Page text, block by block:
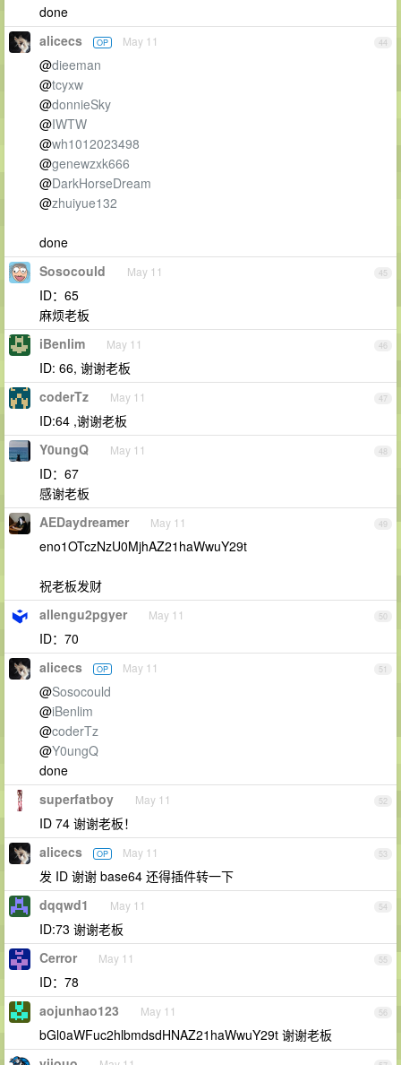
done
44
alicecs OP May 11
@dieeman
@tcyxw
@donnieSky
@IWTW
@wh1012023498
@genewzxk666
@DarkHorseDream
@zhuiyue132
done
45
Sosocould May 11
ID：65
麻烦老板
46
iBenlim May 11
ID: 66, 谢谢老板
47
coderTz May 11
ID:64 ,谢谢老板
48
Y0ungQ May 11
ID：67
感谢老板
49
AEDaydreamer May 11
eno1OTczNzU0MjhAZ21haWwuY29t
祝老板发财
50
allengu2pgyer May 11
ID：70
51
alicecs OP May 11
@Sosocould
@iBenlim
@coderTz
@Y0ungQ
done
52
superfatboy May 11
ID 74 谢谢老板！
53
alicecs OP May 11
发 ID 谢谢 base64 还得插件转一下
54
dqqwd1 May 11
ID:73 谢谢老板
55
Cerror May 11
ID：78
56
aojunhao123 May 11
bGl0aWFuc2hlbmdsdHNAZ21haWwuY29t 谢谢老板